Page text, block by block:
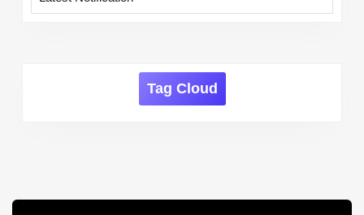
Tag Cloud